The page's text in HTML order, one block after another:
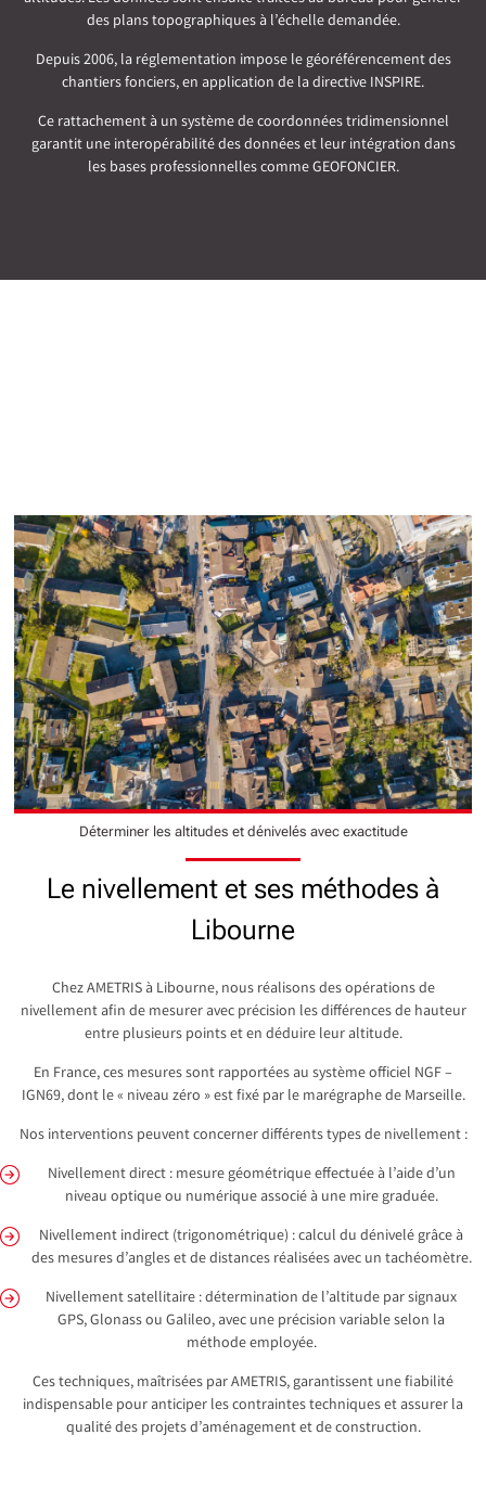
des plans topographiques à l’échelle demandée.
Depuis 2006, la réglementation impose le géoréférencement des
chantiers fonciers, en application de la directive INSPIRE.
Ce rattachement à un système de coordonnées tridimensionnel
garantit une interopérabilité des données et leur intégration dans
les bases professionnelles comme GEOFONCIER.
Déterminer les altitudes et dénivelés avec exactitude
Le nivellement et ses méthodes à
Libourne
Chez AMETRIS à Libourne, nous réalisons des opérations de
nivellement afin de mesurer avec précision les différences de hauteur
entre plusieurs points et en déduire leur altitude.
En France, ces mesures sont rapportées au système officiel NGF –
IGN69, dont le « niveau zéro » est fixé par le marégraphe de Marseille.
Nos interventions peuvent concerner différents types de nivellement :
Nivellement direct : mesure géométrique effectuée à l’aide d’un
niveau optique ou numérique associé à une mire graduée.
Nivellement indirect (trigonométrique) : calcul du dénivelé grâce à
des mesures d’angles et de distances réalisées avec un tachéomètre.
Nivellement satellitaire : détermination de l’altitude par signaux
GPS, Glonass ou Galileo, avec une précision variable selon la
méthode employée.
Ces techniques, maîtrisées par AMETRIS, garantissent une fiabilité
indispensable pour anticiper les contraintes techniques et assurer la
qualité des projets d’aménagement et de construction.